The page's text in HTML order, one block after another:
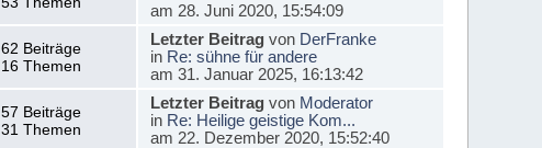
am 28. Juni 2020, 15:54:09
62 Beiträge
16 Themen
Letzter Beitragvon DerFranke
in Re: sühne für andere
am 31. Januar 2025, 16:13:42
57 Beiträge
31 Themen
Letzter Beitragvon Moderator
in Re: Heilige geistige Kom...
am 22. Dezember 2020, 15:52:40